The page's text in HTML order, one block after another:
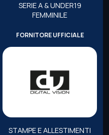
SERIE A & UNDER19
FEMMINILE
FORNITORE UFFICIALE
STAMPE E ALLESTIMENTI